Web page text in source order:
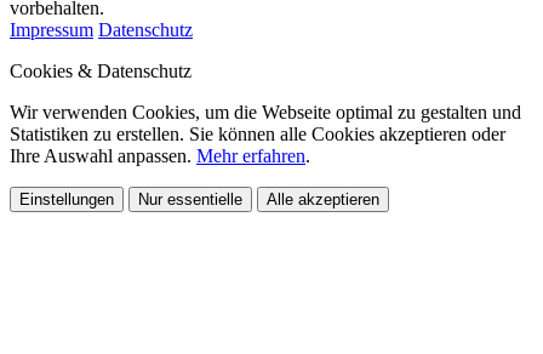
vorbehalten.
Impressum Datenschutz
Cookies & Datenschutz
Wir verwenden Cookies, um die Webseite optimal zu gestalten und
Statistiken zu erstellen. Sie können alle Cookies akzeptieren oder
Ihre Auswahl anpassen. Mehr erfahren.
Einstellungen Nur essentielle Alle akzeptieren